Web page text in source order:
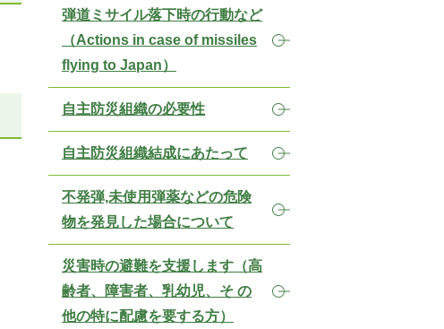
弾道ミサイル落下時の行動など
（Actions in case of missiles
flying to Japan）
自主防災組織の必要性
自主防災組織結成にあたって
不発弾,未使用弾薬などの危険
物を発見した場合について
災害時の避難を支援します（高
齢者、障害者、乳幼児、そ の
他の特に配慮を要する方）